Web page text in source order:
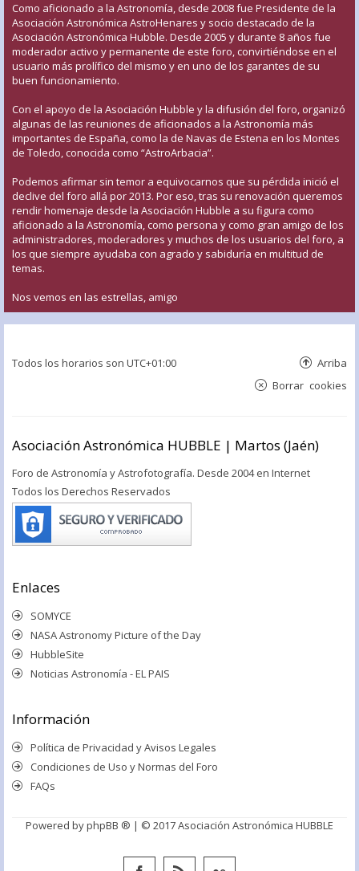
Como aficionado a la Astronomía, desde 2008 fue Presidente de la
Asociación Astronómica AstroHenares y socio destacado de la
Asociación Astronómica Hubble. Desde 2005 y durante 8 años fue
moderador activo y permanente de este foro, convirtiéndose en el
usuario más prolífico del mismo y en uno de los garantes de su
buen funcionamiento.
Con el apoyo de la Asociación Hubble y la difusión del foro, organizó
algunas de las reuniones de aficionados a la Astronomía más
importantes de España, como la de Navas de Estena en los Montes
de Toledo, conocida como “AstroArbacia”.
Podemos afirmar sin temor a equivocarnos que su pérdida inició el
declive del foro allá por 2013. Por eso, tras su renovación queremos
rendir homenaje desde la Asociación Hubble a su figura como
aficionado a la Astronomía, como persona y como gran amigo de los
administradores, moderadores y muchos de los usuarios del foro, a
los que siempre ayudaba con agrado y sabiduría en multitud de
temas.
Nos vemos en las estrellas, amigo
Todos los horarios son UTC+01:00 Arriba
Borrar cookies
Asociación Astronómica HUBBLE | Martos (Jaén)
Foro de Astronomía y Astrofotografía. Desde 2004 en Internet
Todos los Derechos Reservados
Enlaces
SOMYCE
NASA Astronomy Picture of the Day
HubbleSite
Noticias Astronomía - EL PAIS
Información
Política de Privacidad y Avisos Legales
Condiciones de Uso y Normas del Foro
FAQs
Powered byphpBB ® | © 2017 Asociación Astronómica HUBBLE